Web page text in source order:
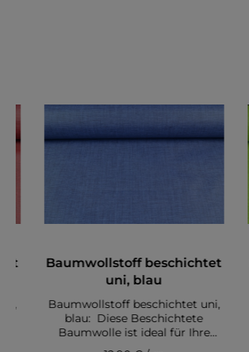
Baumwollstoff beschichtet
uni, blau
Baumwollstoff beschichtet uni,
blau: Diese Beschichtete
Baumwolle ist ideal für Ihre
nächste Tischdecke, Tasche oder